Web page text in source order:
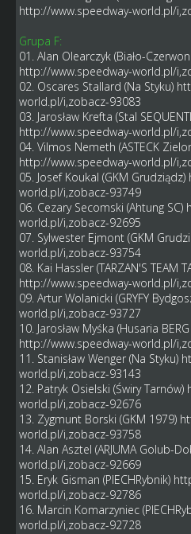
http://www.speedway-world.pl/
Grupa F:
01. Alan Olearczyk (Biało-
http://www.speedway-world.pl/
02. Oscares Stallard (Na Styku)
world.pl/i,zobacz-93083
03. Jarosław Krefta (Stal
http://www.speedway-world.pl/
04. Vilmos Nemeth (ASTECK
http://www.speedway-world.pl/
05. Josef Koukal (GKM Grudziądz)
world.pl/i,zobacz-93749
06. Cezary Secomski (Ahtung SC)
world.pl/i,zobacz-92695
07. Sylwester Ejmont (GKM
world.pl/i,zobacz-93754
08. Kai Hassler (TARZAN'S TEAM
http://www.speedway-world.pl/
09. Artur Wolanicki (GRYFY
world.pl/i,zobacz-93727
10. Jarosław Myśka (Husaria
http://www.speedway-world.pl/
11. Stanisław Wenger (Na Styku)
world.pl/i,zobacz-93143
12. Patryk Osielski (Świry Tarnów)
world.pl/i,zobacz-92676
13. Zygmunt Borski (GKM 1979)
world.pl/i,zobacz-93758
14. Alan Asztel (ARJUMA Golub-
world.pl/i,zobacz-92669
15. Eryk Gisman (PIECHRybnik)
world.pl/i,zobacz-92786
16. Marcin Komarzyniec
world.pl/i,zobacz-92728